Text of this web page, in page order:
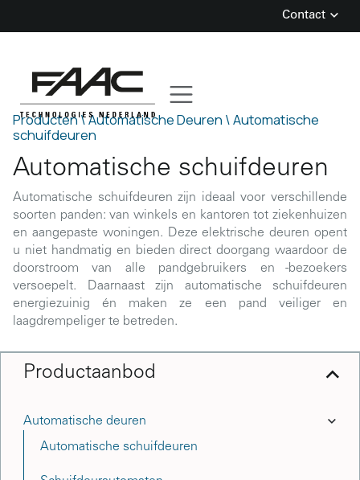
Contact
Producten \Automatische Deuren \Automatische
schuifdeuren
Automatische schuifdeuren
Automatische schuifdeuren zijn ideaal voor verschillende
soorten panden: van winkels en kantoren tot ziekenhuizen
en aangepaste woningen. Deze elektrische deuren opent
u niet handmatig en bieden direct doorgang waardoor de
doorstroom van alle pandgebruikers en -bezoekers
versoepelt. Daarnaast zijn automatische schuifdeuren
energiezuinig én maken ze een pand veiliger en
laagdrempeliger te betreden.
Productaanbod
Automatische deuren
Automatische schuifdeuren